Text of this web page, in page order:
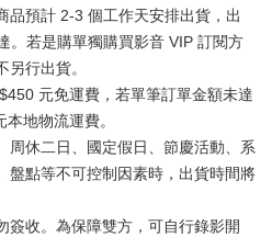
品預計 2-3 個工作天安排出貨，出
。若是購單獨購買影音 VIP 訂閱方
行出貨。
元免運費，若單筆訂單金額未達
地物流運費。
周休二日、國定假日、節慶活動、系
盤點等不可控制因素時，出貨時間將
簽收。為保障雙方，可自行錄影開